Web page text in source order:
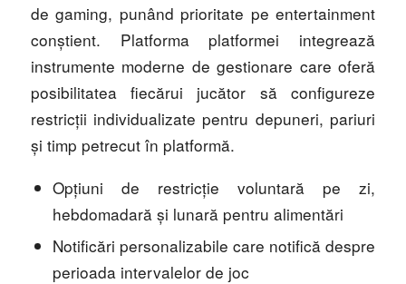
de gaming, punând prioritate pe entertainment
conștient. Platforma platformei integrează
instrumente moderne de gestionare care oferă
posibilitatea fiecărui jucător să configureze
restricții individualizate pentru depuneri, pariuri
și timp petrecut în platformă.
Opțiuni de restricție voluntară pe zi,
hebdomadară și lunară pentru alimentări
Notificări personalizabile care notifică despre
perioada intervalelor de joc